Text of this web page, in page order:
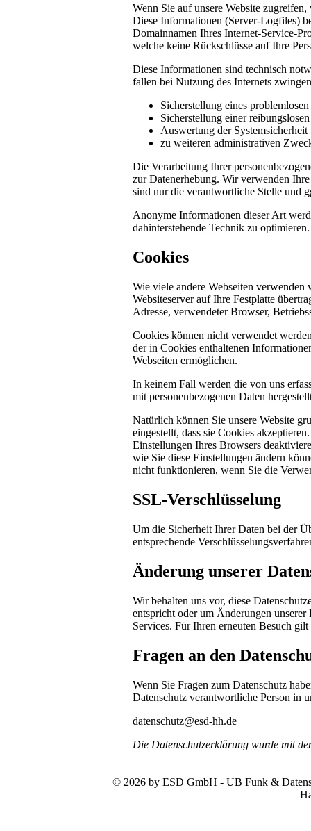
Wenn Sie auf unsere Website
Diese Informationen (Server-Logfiles)
Domainnamen Ihres Internet-Service-
welche keine Rückschlüsse auf Ihre
Diese Informationen sind technisch
fallen bei Nutzung des Internets
Sicherstellung eines
Sicherstellung einer
Auswertung der
zu weiteren administrativen
Die Verarbeitung Ihrer
zur Datenerhebung. Wir verwenden
sind nur die verantwortliche Stelle und
Anonyme Informationen dieser Art
dahinterstehende Technik zu optimieren.
Cookies
Wie viele andere Webseiten
Websiteserver auf Ihre Festplatte
Adresse, verwendeter Browser,
Cookies können nicht verwendet
der in Cookies enthaltenen
Webseiten ermöglichen.
In keinem Fall werden die von uns
mit personenbezogenen Daten
Natürlich können Sie unsere Website
eingestellt, dass sie Cookies
Einstellungen Ihres Browsers
wie Sie diese Einstellungen ändern
nicht funktionieren, wenn Sie die
SSL-Verschlüsselung
Um die Sicherheit Ihrer Daten bei der
entsprechende
Änderung unserer
Wir behalten uns vor, diese
entspricht oder um Änderungen
Services. Für Ihren erneuten Besuch
Fragen an den
Wenn Sie Fragen zum Datenschutz
Datenschutz verantwortliche Person in
datenschutz@esd-hh.de
Die Datenschutzerklärung wurde mit
© 2026 by ESD GmbH - UB Funk &